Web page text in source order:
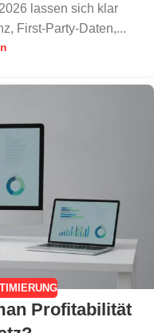
lassen sich klar
First-Party-Daten,...
Profitabilität